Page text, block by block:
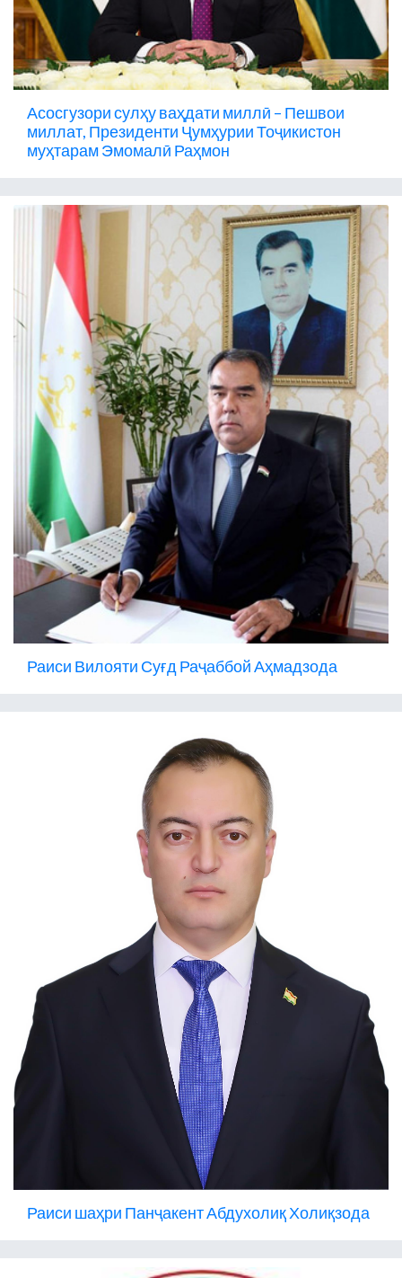
Асосгузори сулҳу ваҳдати миллӣ – Пешвои
миллат, Президенти Ҷумҳурии Тоҷикистон
муҳтарам Эмомалӣ Раҳмон
Раиси Вилояти Суғд Раҷаббой Аҳмадзода
Раиси шаҳри Панҷакент Абдухолиқ Холиқзода